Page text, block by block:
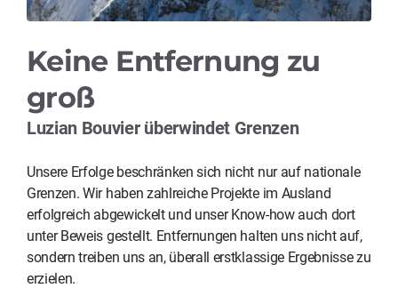
Keine Entfernung zu
groß
Luzian Bouvier überwindet Grenzen
Unsere Erfolge beschränken sich nicht nur auf nationale
Grenzen. Wir haben zahlreiche Projekte im Ausland
erfolgreich abgewickelt und unser Know-how auch dort
unter Beweis gestellt. Entfernungen halten uns nicht auf,
sondern treiben uns an, überall erstklassige Ergebnisse zu
erzielen.